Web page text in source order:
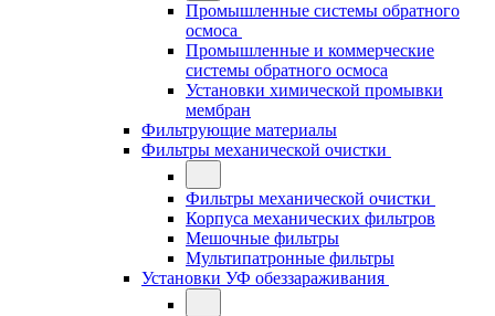
Промышленные системы обратного
осмоса
Промышленные и коммерческие
системы обратного осмоса
Установки химической промывки
мембран
Фильтрующие материалы
Фильтры механической очистки
Фильтры механической очистки
Корпуса механических фильтров
Мешочные фильтры
Мультипатронные фильтры
Установки УФ обеззараживания